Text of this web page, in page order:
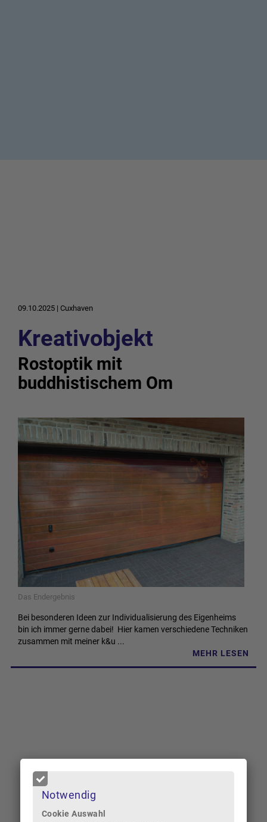
Notwendig
Cookie Auswahl
Das Endergebnis
Kreativobjekt
Rostoptik mit
buddhistischem Om
Bei besonderen Ideen zur Individualisierung des Eigenheims
bin ich immer gerne dabei! Hier kamen verschiedene Techniken
zusammen mit meiner k&u ...
MEHR LESEN
09.10.2025 |Cuxhaven